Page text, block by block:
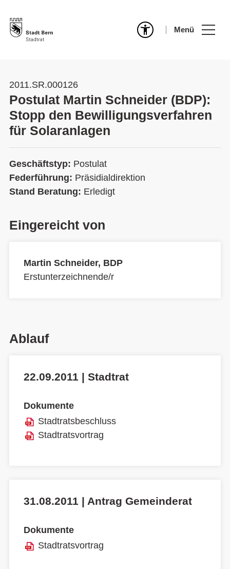
Menü
2011.SR.000126
Postulat Martin Schneider (BDP):
Stopp den Bewilligungsverfahren
für Solaranlagen
Geschäftstyp: Postulat
Federführung: Präsidialdirektion
Stand Beratung: Erledigt
Eingereicht von
Martin Schneider, BDP
Erstunterzeichnende/r
Ablauf
22.09.2011 | Stadtrat
Dokumente
Stadtratsbeschluss
Stadtratsvortrag
31.08.2011 | Antrag Gemeinderat
Dokumente
Stadtratsvortrag